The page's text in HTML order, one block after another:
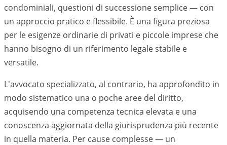
condominiali, questioni di successione semplice — con
un approccio pratico e flessibile. È una figura preziosa
per le esigenze ordinarie di privati e piccole imprese che
hanno bisogno di un riferimento legale stabile e
versatile.
L'avvocato specializzato, al contrario, ha approfondito in
modo sistematico una o poche aree del diritto,
acquisendo una competenza tecnica elevata e una
conoscenza aggiornata della giurisprudenza più recente
in quella materia. Per cause complesse — un